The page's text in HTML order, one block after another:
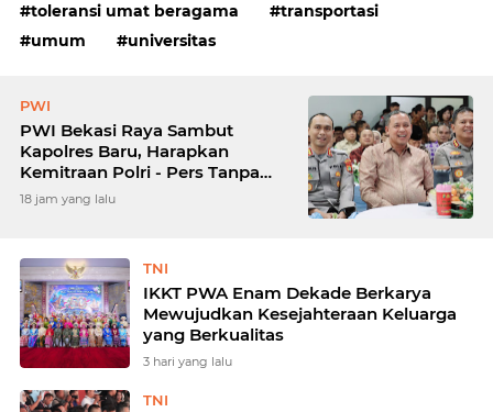
toleransi umat beragama
transportasi
umum
universitas
PWI
PWI Bekasi Raya Sambut
Kapolres Baru, Harapkan
Kemitraan Polri - Pers Tanpa
Sekat
18 jam yang lalu
TNI
IKKT PWA Enam Dekade Berkarya
Mewujudkan Kesejahteraan Keluarga
yang Berkualitas
3 hari yang lalu
TNI